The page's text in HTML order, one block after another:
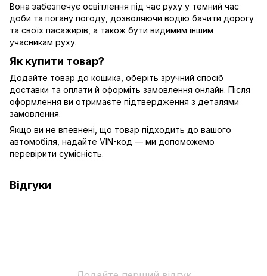
Вона забезпечує освітлення під час руху у темний час
доби та погану погоду, дозволяючи водію бачити дорогу
та своїх пасажирів, а також бути видимим іншим
учасникам руху.
Як купити товар?
Додайте товар до кошика, оберіть зручний спосіб
доставки та оплати й оформіть замовлення онлайн. Після
оформлення ви отримаєте підтвердження з деталями
замовлення.
Якщо ви не впевнені, що товар підходить до вашого
автомобіля, надайте VIN-код — ми допоможемо
перевірити сумісність.
Відгуки